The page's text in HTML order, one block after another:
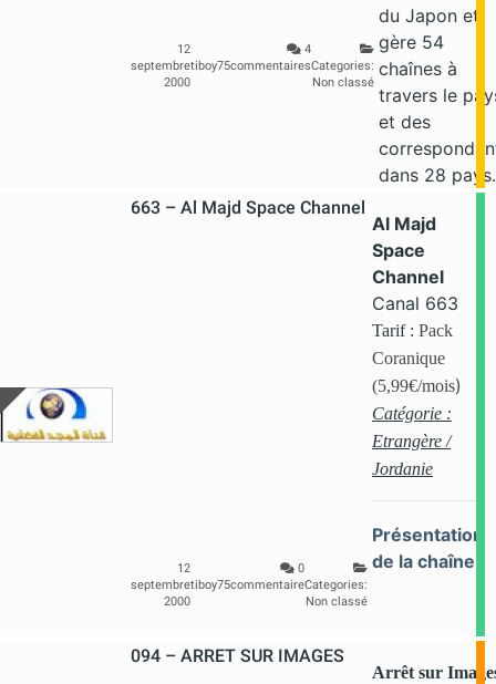
12
septembre
2000
tiboy75
4
commentairesCategories:
Non classé
du Japon et
gère 54
chaînes à
travers le
et des
dans 28 pays.
663 – Al Majd Space Channel
12
septembre
2000
tiboy75
0
commentaireCategories:
Non classé
Al Majd
Space
Channel
Canal 663
Tarif : Pack
Coranique
(5,99€/mois)
Catégorie :
Etrangère /
Jordanie
Présentation
de la chaîne
094 – ARRET SUR IMAGES
Arrêt sur